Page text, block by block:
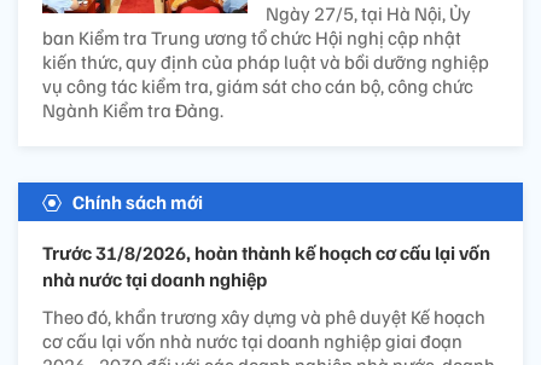
Ngày 27/5, tại Hà Nội, Ủy
ban Kiểm tra Trung ương tổ chức Hội nghị cập nhật
kiến thức, quy định của pháp luật và bồi dưỡng nghiệp
vụ công tác kiểm tra, giám sát cho cán bộ, công chức
Ngành Kiểm tra Đảng.
Chính sách mới
Trước 31/8/2026, hoàn thành kế hoạch cơ cấu lại vốn
nhà nước tại doanh nghiệp
Theo đó, khẩn trương xây dựng và phê duyệt Kế hoạch
cơ cấu lại vốn nhà nước tại doanh nghiệp giai đoạn